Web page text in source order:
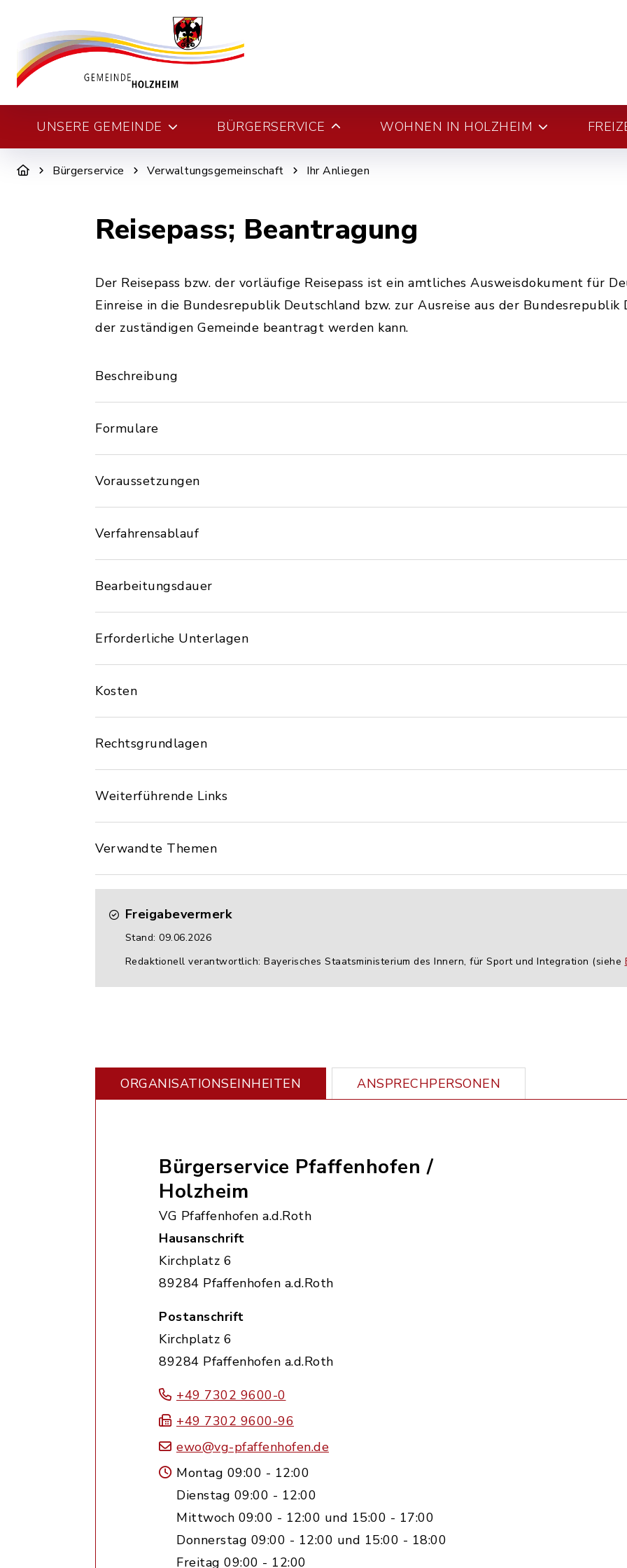
UNSERE GEMEINDE BÜRGERSERVICE WOHNEN IN HOLZHEIM
Bürgerservice Verwaltungsgemeinschaft Ihr Anliegen
Reisepass; Beantragung
Der Reisepass bzw. der vorläufige Reisepass ist ein amtliches Ausweisdokument für
Einreise in die Bundesrepublik Deutschland bzw. zur Ausreise aus der
der zuständigen Gemeinde beantragt werden kann.
Beschreibung
Formulare
Voraussetzungen
Verfahrensablauf
Bearbeitungsdauer
Erforderliche Unterlagen
Kosten
Rechtsgrundlagen
Weiterführende Links
Verwandte Themen
Freigabevermerk
Stand: 09.06.2026
Redaktionell verantwortlich: Bayerisches Staatsministerium des Innern, für Sport und Integration (siehe
ORGANISATIONS­EINHEITEN ANSPRECHPERSONEN
Bürgerservice Pfaffenhofen /
Holzheim
VG Pfaffenhofen a.d.Roth
Hausanschrift
Kirchplatz 6
89284 Pfaffenhofen a.d.Roth
Postanschrift
Kirchplatz 6
89284 Pfaffenhofen a.d.Roth
+49 7302 9600-0
+49 7302 9600-96
ewo@vg-pfaffenhofen.de
Montag 09:00 - 12:00
Dienstag 09:00 - 12:00
Mittwoch 09:00 - 12:00 und 15:00 - 17:00
Donnerstag 09:00 - 12:00 und 15:00 - 18:00
Freitag 09:00 - 12:00